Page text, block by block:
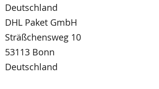
Deutschland
DHL Paket GmbH
Sträßchensweg 10
53113 Bonn
Deutschland